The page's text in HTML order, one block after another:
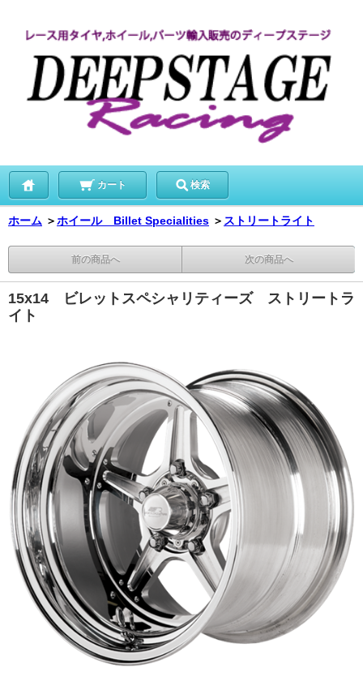
カート 検索
ホーム ＞ホイール Billet Specialities ＞ ストリートライト
前の商品へ 次の商品へ
15x14 ビレットスペシャリティーズ ストリートラ
イト